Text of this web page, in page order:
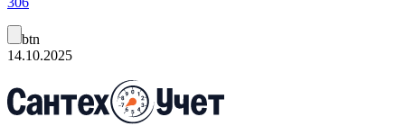
btn
14.10.2025